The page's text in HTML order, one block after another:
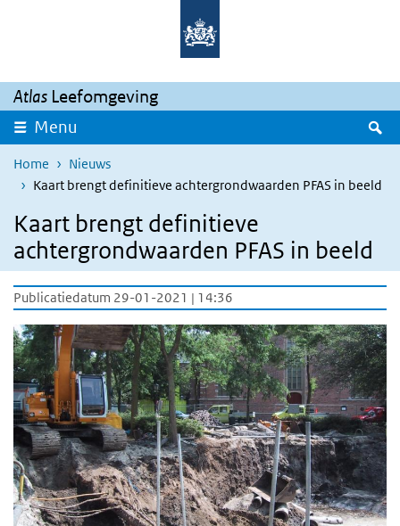
Overslaan en naar de inhoud gaan
Atlas Leefomgeving
Menu
Home
Nieuws
Kaart brengt definitieve achtergrondwaarden PFAS in beeld
Kaart brengt definitieve
achtergrondwaarden PFAS in beeld
Publicatiedatum 29-01-2021 | 14:36